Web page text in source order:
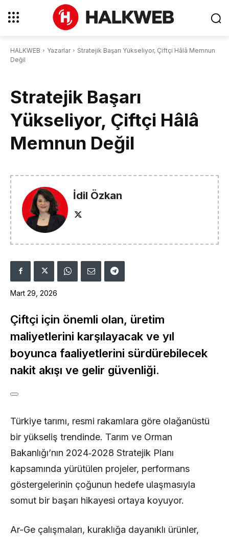
HALKWEB Yazarlar
Stratejik Başarı Yükseliyor, Çiftçi Hâlâ Memnun
Değil
Stratejik Başarı
Yükseliyor, Çiftçi Hâlâ
Memnun Değil
İdil Özkan
Mart 29, 2026
Çiftçi için önemli olan, üretim
maliyetlerini karşılayacak ve yıl
boyunca faaliyetlerini sürdürebilecek
nakit akışı ve gelir güvenliği.
Türkiye tarımı, resmi rakamlara göre olağanüstü
bir yükseliş trendinde. Tarım ve Orman
Bakanlığı’nın 2024‑2028 Stratejik Planı
kapsamında yürütülen projeler, performans
göstergelerinin çoğunun hedefe ulaşmasıyla
somut bir başarı hikayesi ortaya koyuyor.
Ar-Ge çalışmaları, kuraklığa dayanıklı ürünler,